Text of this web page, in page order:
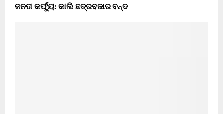
ଜନତା କର୍ଫ୍ୟୁ: କାଲି ଛତ୍ରବଜାର ବନ୍ଦ